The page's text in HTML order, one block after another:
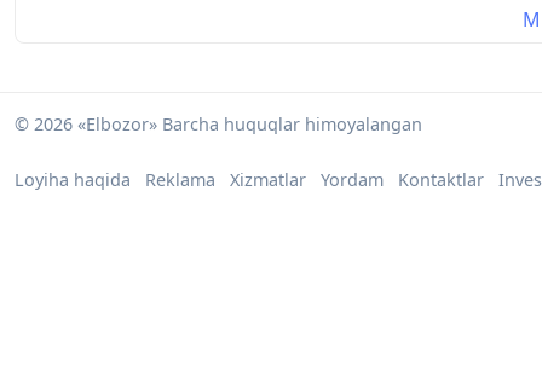
© 2026 «Elbozor» Barcha huquqlar himoyalangan
Loyiha haqida Reklama Xizmatlar Yordam Kontaktlar